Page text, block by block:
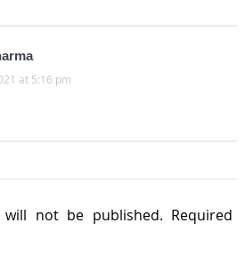
at 5:16 pm
will not be published. Required